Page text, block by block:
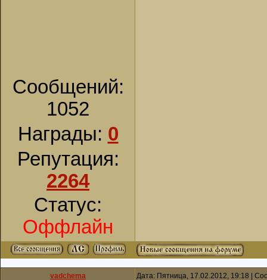
Сообщений:
1052
Награды: 0
Репутация:
2264
Статус:
Оффлайн
vadchema Дата: Пятница, 17.02.2012, 19:18 |